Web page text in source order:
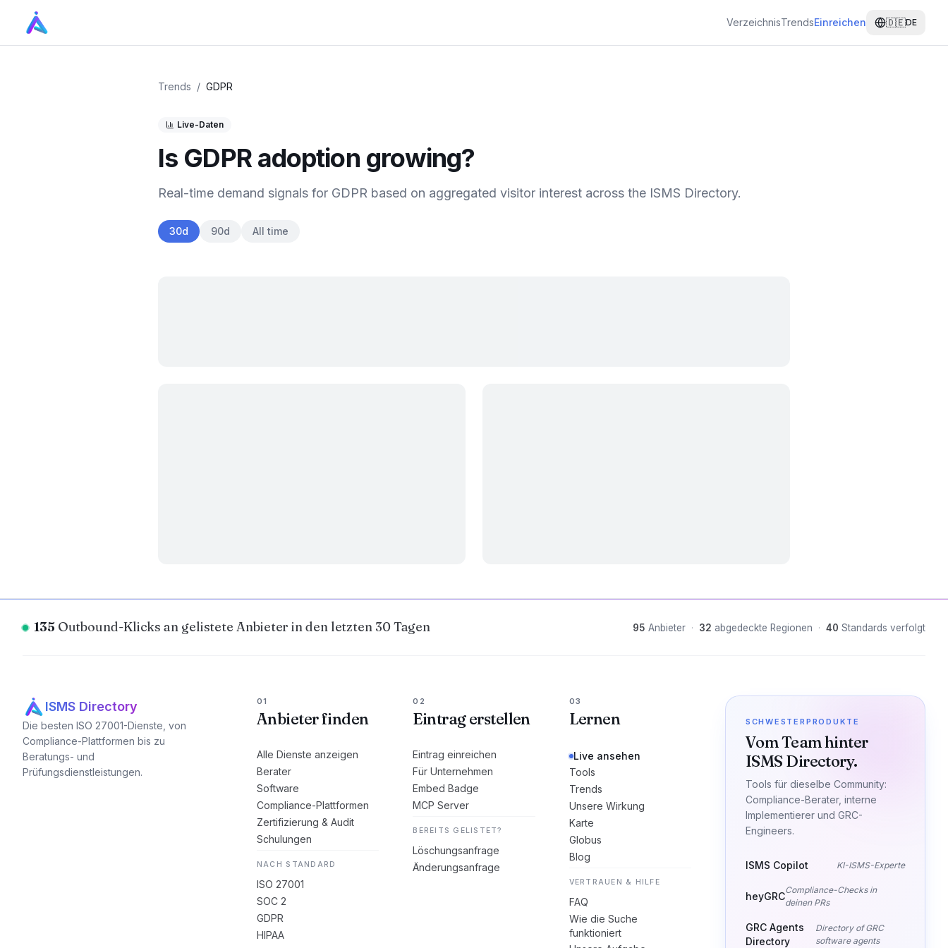
VerzeichnisTrendsEinreichen 🇩🇪DE
Trends / GDPR
Live-Daten
Is GDPRadoption growing?
Real-time demand signals for GDPR based on aggregated visitor interest across the ISMS Directory.
30d 90d All time
135 Outbound-Klicks an gelistete Anbieter in den letzten 30 Tagen 95 Anbieter · 32 abgedeckte Regionen · 40 Standards verfolgt
ISMS Directory
Die besten ISO 27001-Dienste, von
Compliance-Plattformen bis zu
Beratungs- und
Prüfungsdienstleistungen.
01
Anbieter finden
Alle Dienste anzeigen
Berater
Software
Compliance-Plattformen
Zertifizierung & Audit
Schulungen
NACH STANDARD
ISO 27001
SOC 2
GDPR
HIPAA
02
Eintrag erstellen
Eintrag einreichen
Für Unternehmen
Embed Badge
MCP Server
BEREITS GELISTET?
Löschungsanfrage
Änderungsanfrage
03
Lernen
Live ansehen
Tools
Trends
Unsere Wirkung
Karte
Globus
Blog
VERTRAUEN & HILFE
FAQ
Wie die Suche
funktioniert
SCHWESTERPRODUKTE
Vom Team hinter
ISMS Directory.
Tools für dieselbe Community:
Compliance-Berater, interne
Implementierer und GRC-
Engineers.
ISMS Copilot KI-ISMS-Experte
heyGRC
Compliance-Checks in
deinen PRs
GRC Agents
Directory
Directory of GRC
software agents